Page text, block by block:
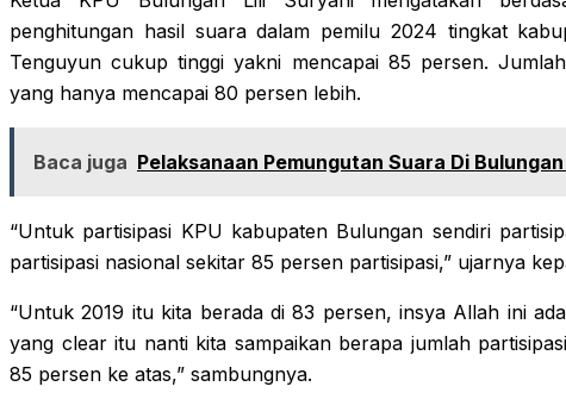
penghitungan hasil suara dalam pemilu 2024 tingkat
Tenguyun cukup tinggi yakni mencapai 85 persen.
yang hanya mencapai 80 persen lebih.
Baca juga Pelaksanaan Pemungutan Suara Di
“Untuk partisipasi KPU kabupaten Bulungan sendiri
partisipasi nasional sekitar 85 persen partisipasi,” ujarnya
“Untuk 2019 itu kita berada di 83 persen, insya Allah ini
yang clear itu nanti kita sampaikan berapa jumlah
85 persen ke atas,” sambungnya.